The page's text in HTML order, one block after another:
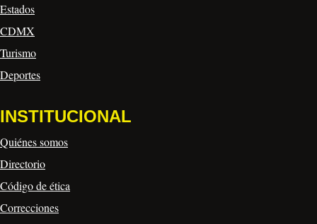
Estados
CDMX
Turismo
Deportes
INSTITUCIONAL
Quiénes somos
Directorio
Código de ética
Correcciones